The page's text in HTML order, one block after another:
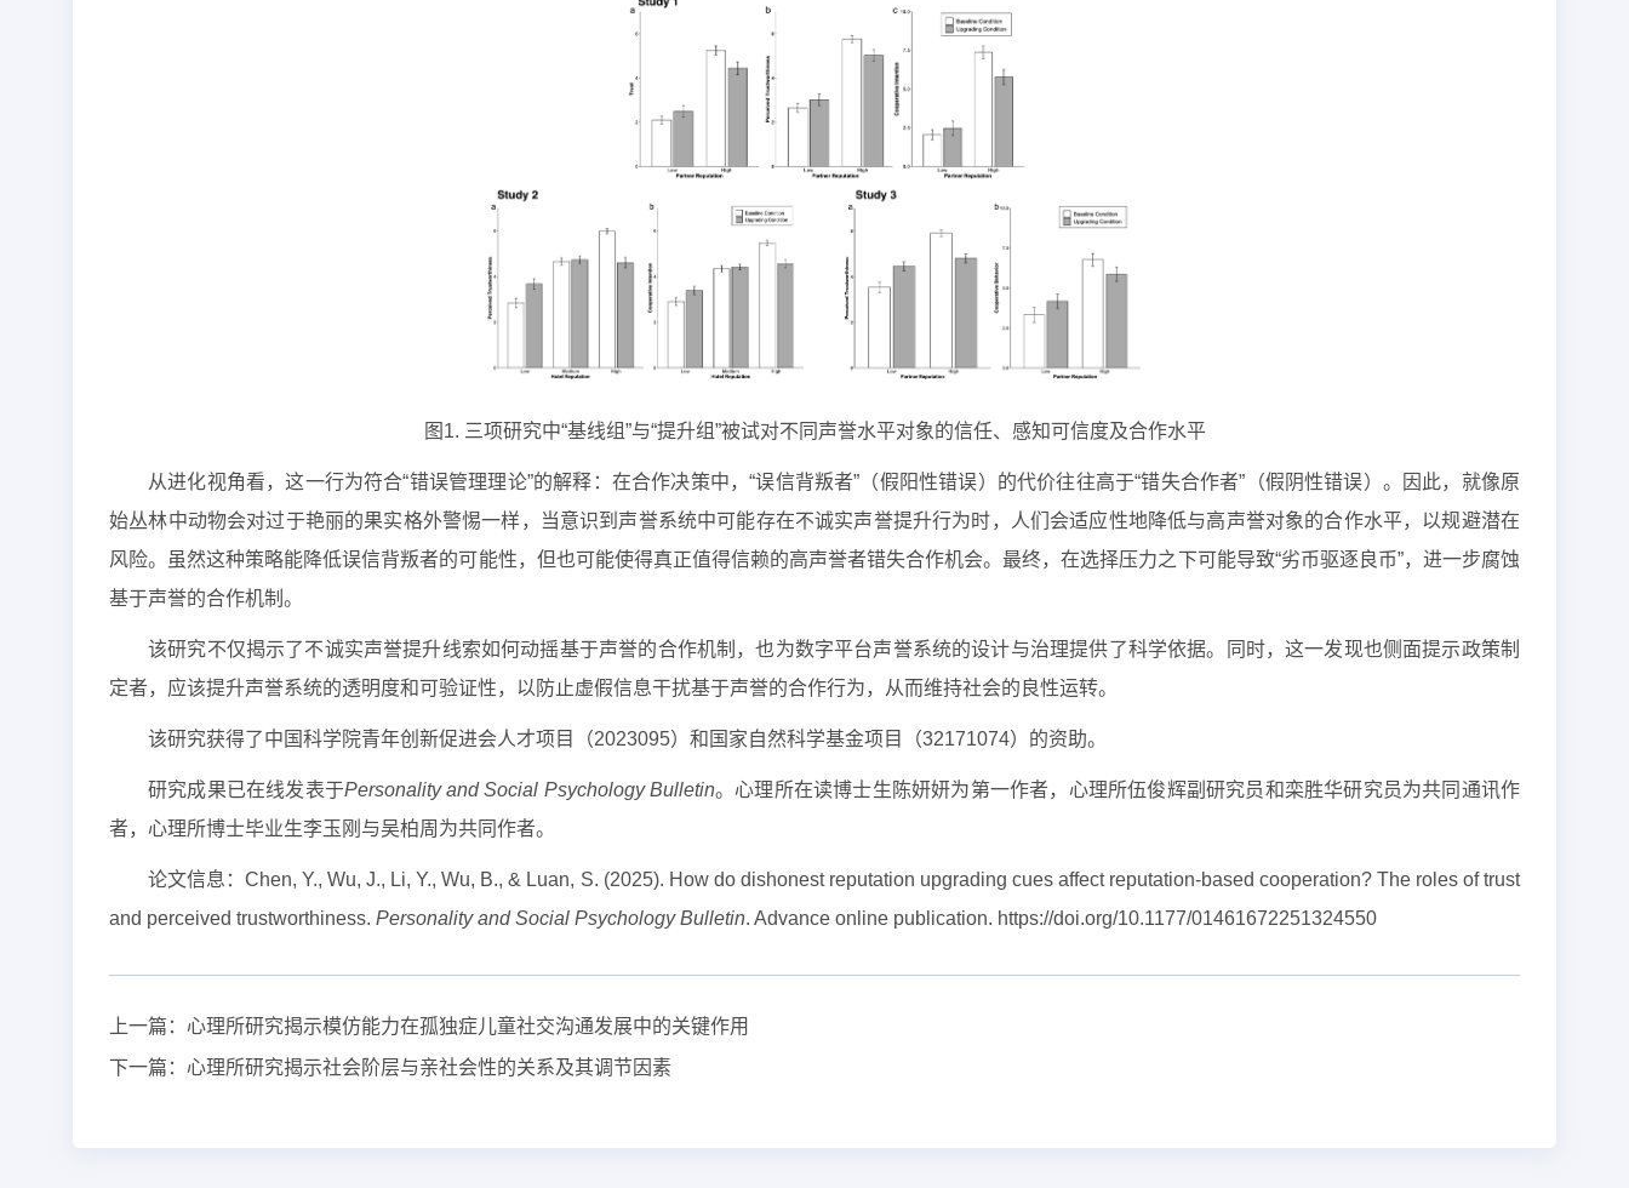
图1. 三项研究中“基线组”与“提升组”被试对不同声誉水平对象的信任、感知可信度及合作水平
从进化视角看，这一行为符合“错误管理理论”的解释：在合作决策中，“误信背叛者”（假阳性错误）的代价往往高于“错失合作者”（假阴性错误）。因此，就像原
始丛林中动物会对过于艳丽的果实格外警惕一样，当意识到声誉系统中可能存在不诚实声誉提升行为时，人们会适应性地降低与高声誉对象的合作水平，以规避潜在
风险。虽然这种策略能降低误信背叛者的可能性，但也可能使得真正值得信赖的高声誉者错失合作机会。最终，在选择压力之下可能导致“劣币驱逐良币”，进一步腐蚀
基于声誉的合作机制。
该研究不仅揭示了不诚实声誉提升线索如何动摇基于声誉的合作机制，也为数字平台声誉系统的设计与治理提供了科学依据。同时，这一发现也侧面提示政策制
定者，应该提升声誉系统的透明度和可验证性，以防止虚假信息干扰基于声誉的合作行为，从而维持社会的良性运转。
该研究获得了中国科学院青年创新促进会人才项目（2023095）和国家自然科学基金项目（32171074）的资助。
研究成果已在线发表于Personality and Social Psychology Bulletin。心理所在读博士生陈妍妍为第一作者，心理所伍俊辉副研究员和栾胜华研究员为共同通讯作
者，心理所博士毕业生李玉刚与吴柏周为共同作者。
论文信息：Chen, Y., Wu, J., Li, Y., Wu, B., & Luan, S. (2025). How do dishonest reputation upgrading cues affect reputation-based cooperation? The roles of trust
and perceived trustworthiness. Personality and Social Psychology Bulletin. Advance online publication. https://doi.org/10.1177/01461672251324550
上一篇： 心理所研究揭示模仿能力在孤独症儿童社交沟通发展中的关键作用
下一篇： 心理所研究揭示社会阶层与亲社会性的关系及其调节因素